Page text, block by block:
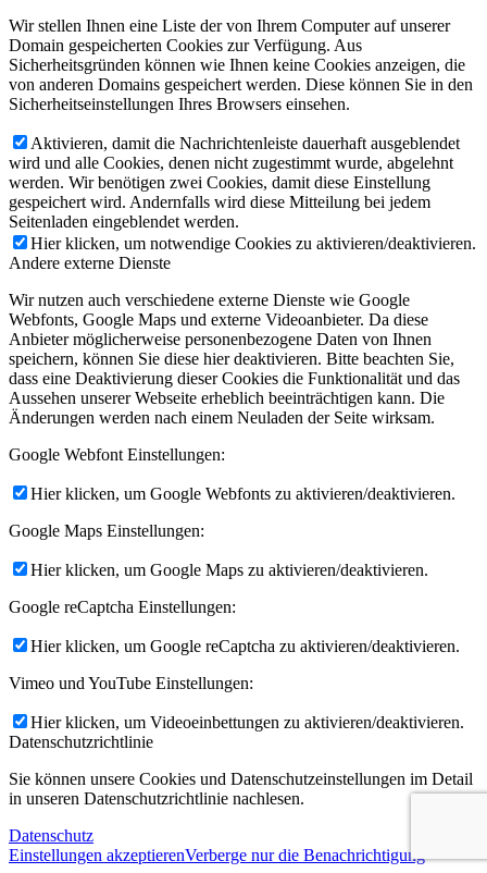
Wir stellen Ihnen eine Liste der von Ihrem Computer auf unserer
Domain gespeicherten Cookies zur Verfügung. Aus
Sicherheitsgründen können wie Ihnen keine Cookies anzeigen, die
von anderen Domains gespeichert werden. Diese können Sie in den
Sicherheitseinstellungen Ihres Browsers einsehen.
Aktivieren, damit die Nachrichtenleiste dauerhaft ausgeblendet
wird und alle Cookies, denen nicht zugestimmt wurde, abgelehnt
werden. Wir benötigen zwei Cookies, damit diese Einstellung
gespeichert wird. Andernfalls wird diese Mitteilung bei jedem
Seitenladen eingeblendet werden.
Hier klicken, um notwendige Cookies zu aktivieren/deaktivieren.
Andere externe Dienste
Wir nutzen auch verschiedene externe Dienste wie Google
Webfonts, Google Maps und externe Videoanbieter. Da diese
Anbieter möglicherweise personenbezogene Daten von Ihnen
speichern, können Sie diese hier deaktivieren. Bitte beachten Sie,
dass eine Deaktivierung dieser Cookies die Funktionalität und das
Aussehen unserer Webseite erheblich beeinträchtigen kann. Die
Änderungen werden nach einem Neuladen der Seite wirksam.
Google Webfont Einstellungen:
Hier klicken, um Google Webfonts zu aktivieren/deaktivieren.
Google Maps Einstellungen:
Hier klicken, um Google Maps zu aktivieren/deaktivieren.
Google reCaptcha Einstellungen:
Hier klicken, um Google reCaptcha zu aktivieren/deaktivieren.
Vimeo und YouTube Einstellungen:
Hier klicken, um Videoeinbettungen zu aktivieren/deaktivieren.
Datenschutzrichtlinie
Sie können unsere Cookies und Datenschutzeinstellungen im Detail
in unseren Datenschutzrichtlinie nachlesen.
Datenschutz
Einstellungen akzeptierenVerberge nur die Benachrichtigung